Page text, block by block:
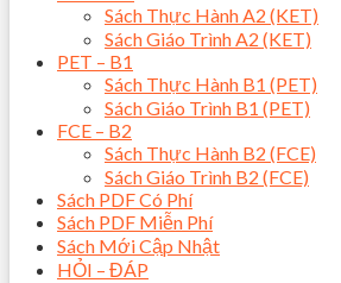
Sách Thực Hành A2 (KET)
Sách Giáo Trình A2 (KET)
PET – B1
Sách Thực Hành B1 (PET)
Sách Giáo Trình B1 (PET)
FCE – B2
Sách Thực Hành B2 (FCE)
Sách Giáo Trình B2 (FCE)
Sách PDF Có Phí
Sách PDF Miễn Phí
Sách Mới Cập Nhật
HỎI – ĐÁP